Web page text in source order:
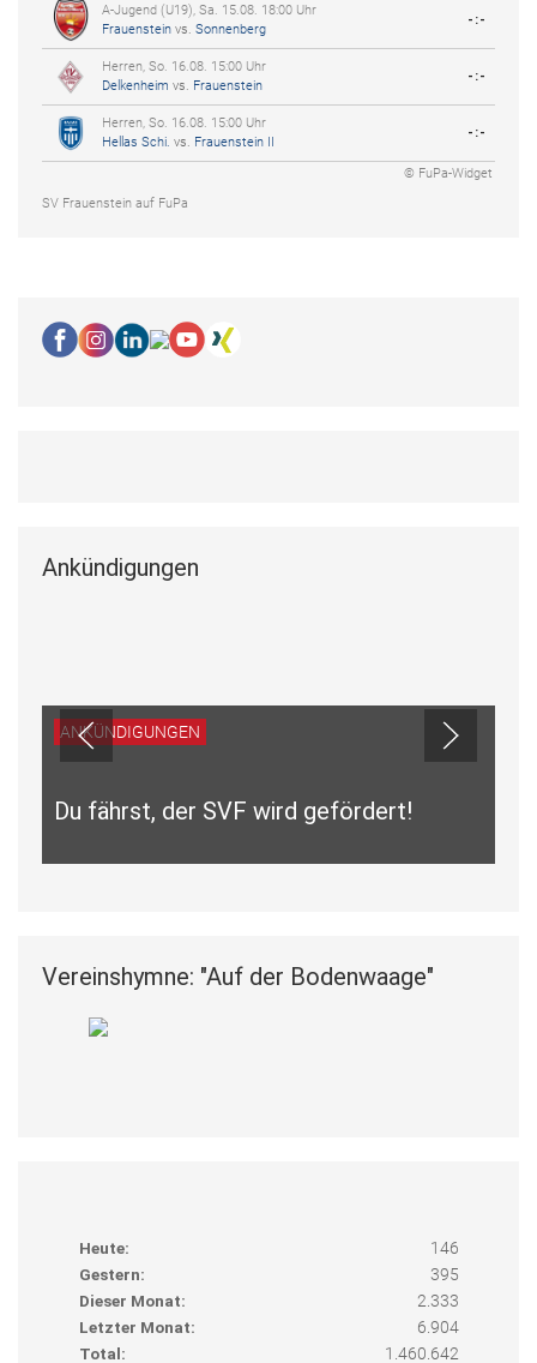
A-Jugend (U19), Sa. 15.08. 18:00 Uhr
Frauenstein vs. Sonnenberg
-:-
Herren, So. 16.08. 15:00 Uhr
Delkenheim vs. Frauenstein
-:-
Herren, So. 16.08. 15:00 Uhr
Hellas Schi. vs. Frauenstein II
-:-
© FuPa-Widget
SV Frauenstein auf FuPa
Ankündigungen
ANKÜNDIGUNGEN
Du fährst, der SVF wird gefördert!
Vereinshymne: "Auf der Bodenwaage"
Heute:
146
Gestern:
395
Dieser Monat:
2.333
Letzter Monat:
6.904
Total:
1.460.642